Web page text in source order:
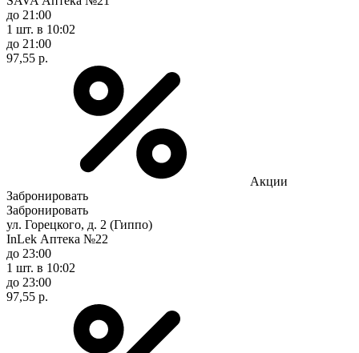
до 21:00
1 шт. в 10:02
до 21:00
97,55 р.
Акции
Забронировать
Забронировать
ул. Горецкого, д. 2 (Гиппо)
InLek Аптека №22
до 23:00
1 шт. в 10:02
до 23:00
97,55 р.